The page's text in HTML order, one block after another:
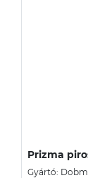
Prizma
Gyártó: